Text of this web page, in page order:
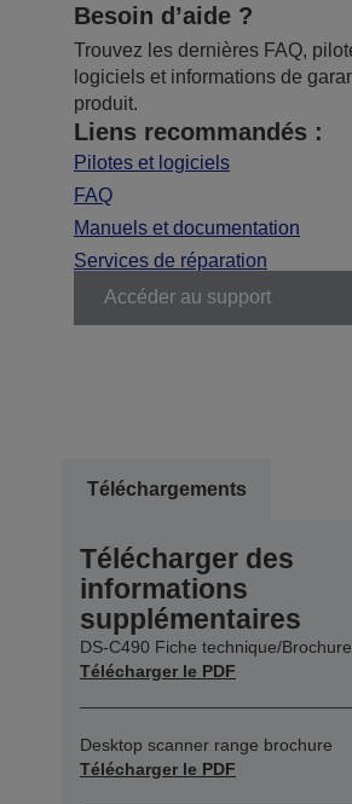
Besoin d’aide ?
Trouvez les dernières FAQ,
logiciels et informations de
produit.
Liens recommandés :
Pilotes et logiciels
FAQ
Manuels et documentation
Services de réparation
Accéder au support
Téléchargements
Télécharger des
informations
supplémentaires
DS-C490 Fiche technique/Brochure
Télécharger le PDF
Desktop scanner range brochure
Télécharger le PDF